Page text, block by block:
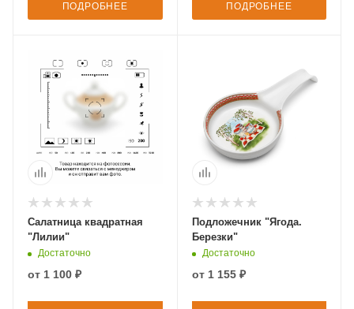
ПОДРОБНЕЕ ПОДРОБНЕЕ
Салатница квадратная
"Лилии"
Достаточно
от 1 100 ₽
Подложечник "Ягода.
Березки"
Достаточно
от 1 155 ₽